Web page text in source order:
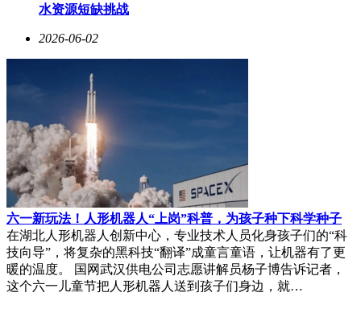
水资源短缺挑战
2026-06-02
六一新玩法！人形机器人“上岗”科普，为孩子种下科学种子
在湖北人形机器人创新中心，专业技术人员化身孩子们的“科
技向导”，将复杂的黑科技“翻译”成童言童语，让机器有了更
暖的温度。 国网武汉供电公司志愿讲解员杨子博告诉记者，
这个六一儿童节把人形机器人送到孩子们身边，就…